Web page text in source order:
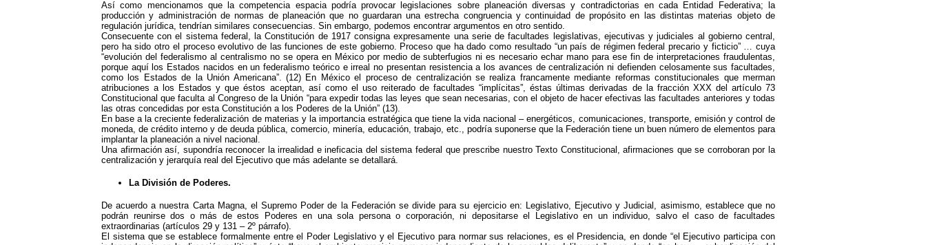
Así como mencionamos que la competencia espacia podría provocar legislaciones sobre planeación diversas y contradictorias en cada Entidad Federativa; la
producción y administración de normas de planeación que no guardaran una estrecha congruencia y continuidad de propósito en las distintas materias objeto de
regulación jurídica, tendrían similares consecuencias. Sin embargo, podemos encontrar argumentos en otro sentido.
Consecuente con el sistema federal, la Constitución de 1917 consigna expresamente una serie de facultades legislativas, ejecutivas y judiciales al gobierno central,
pero ha sido otro el proceso evolutivo de las funciones de este gobierno. Proceso que ha dado como resultado “un país de régimen federal precario y ficticio” … cuya
“evolución del federalismo al centralismo no se opera en México por medio de subterfugios ni es necesario echar mano para ese fin de interpretaciones fraudulentas,
porque aquí los Estados nacidos en un federalismo teórico e irreal no presentan resistencia a los avances de centralización ni defienden celosamente sus facultades,
como los Estados de la Unión Americana”. (12) En México el proceso de centralización se realiza francamente mediante reformas constitucionales que merman
atribuciones a los Estados y que éstos aceptan, así como el uso reiterado de facultades “implícitas”, éstas últimas derivadas de la fracción XXX del artículo 73
Constitucional que faculta al Congreso de la Unión “para expedir todas las leyes que sean necesarias, con el objeto de hacer efectivas las facultades anteriores y todas
las otras concedidas por esta Constitución a los Poderes de la Unión” (13).
En base a la creciente federalización de materias y la importancia estratégica que tiene la vida nacional – energéticos, comunicaciones, transporte, emisión y control de
moneda, de crédito interno y de deuda pública, comercio, minería, educación, trabajo, etc., podría suponerse que la Federación tiene un buen número de elementos para
implantar la planeación a nivel nacional.
Una afirmación así, supondría reconocer la irrealidad e ineficacia del sistema federal que prescribe nuestro Texto Constitucional, afirmaciones que se corroboran por la
centralización y jerarquía real del Ejecutivo que más adelante se detallará.
La División de Poderes.
De acuerdo a nuestra Carta Magna, el Supremo Poder de la Federación se divide para su ejercicio en: Legislativo, Ejecutivo y Judicial, asimismo, establece que no
podrán reunirse dos o más de estos Poderes en una sola persona o corporación, ni depositarse el Legislativo en un individuo, salvo el caso de facultades
extraordinarias (artículos 29 y 131 – 2º párrafo).
El sistema que se establece formalmente entre el Poder Legislativo y el Ejecutivo para normar sus relaciones, es el Presidencia, en donde “el Ejecutivo participa con